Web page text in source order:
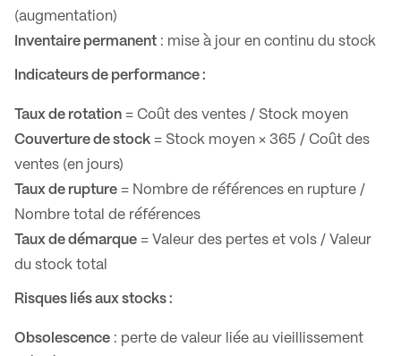
(augmentation)
Inventaire permanent : mise à jour en continu du stock
Indicateurs de performance :
Taux de rotation = Coût des ventes / Stock moyen
Couverture de stock = Stock moyen × 365 / Coût des
ventes (en jours)
Taux de rupture = Nombre de références en rupture /
Nombre total de références
Taux de démarque = Valeur des pertes et vols / Valeur
du stock total
Risques liés aux stocks :
Obsolescence : perte de valeur liée au vieillissement